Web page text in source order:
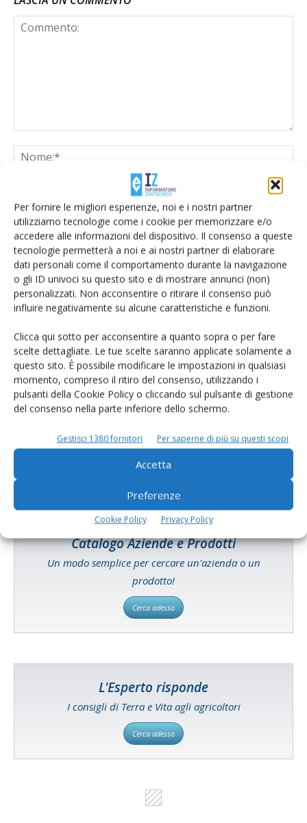
Per fornire le migliori esperienze, noi e i nostri partner
utilizziamo tecnologie come i cookie per memorizzare e/o
accedere alle informazioni del dispositivo. Il consenso a queste
tecnologie permetterà a noi e ai nostri partner di elaborare
dati personali come il comportamento durante la navigazione
o gli ID univoci su questo sito e di mostrare annunci (non)
personalizzati. Non acconsentire o ritirare il consenso può
influire negativamente su alcune caratteristiche e funzioni.
Clicca qui sotto per acconsentire a quanto sopra o per fare
scelte dettagliate. Le tue scelte saranno applicate solamente a
questo sito. È possibile modificare le impostazioni in qualsiasi
momento, compreso il ritiro del consenso, utilizzando i
pulsanti della Cookie Policy o cliccando sul pulsante di gestione
del consenso nella parte inferiore dello schermo.
Gestisci 1380 fornitori Per saperne di più su questi scopi
Accetta
Preferenze
Cookie Policy Privacy Policy
Salva il mio nome, email e sito web in questo browser per la
prossima volta che commento.
E-magazine
Tecniche, prodotti e servizi dalle aziende
Catalogo Aziende e Prodotti
Un modo semplice per cercare un'azienda o un
prodotto!
Cerca adesso
L'Esperto risponde
I consigli di Terra e Vita agli agricoltori
Cerca adesso